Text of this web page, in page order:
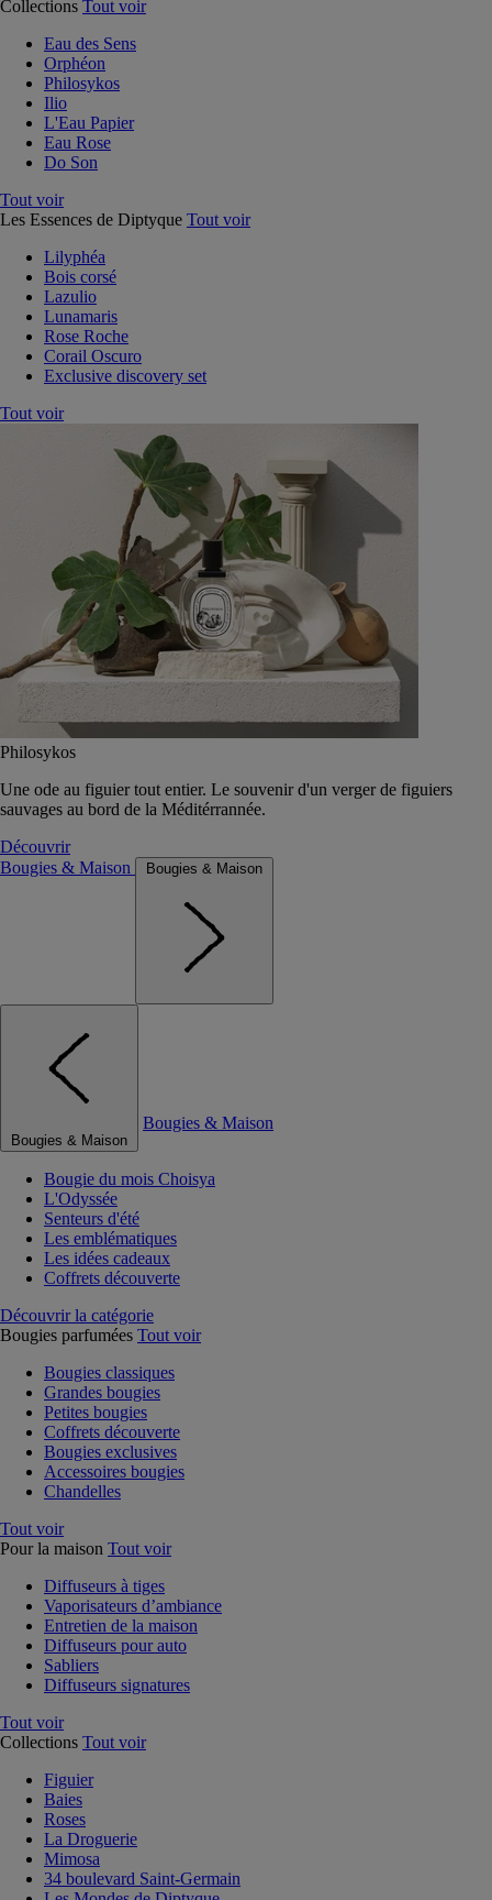
Collections Tout voir
Eau des Sens
Orphéon
Philosykos
Ilio
L'Eau Papier
Eau Rose
Do Son
Tout voir
Les Essences de Diptyque Tout voir
Lilyphéa
Bois corsé
Lazulio
Lunamaris
Rose Roche
Corail Oscuro
Exclusive discovery set
Tout voir
Philosykos
Une ode au figuier tout entier. Le souvenir d'un verger de figuiers
sauvages au bord de la Méditérrannée.
Découvrir
Bougies & Maison
Bougies & Maison
Bougies & Maison
Bougies & Maison
Bougie du mois Choisya
L'Odyssée
Senteurs d'été
Les emblématiques
Les idées cadeaux
Coffrets découverte
Découvrir la catégorie
Bougies parfumées Tout voir
Bougies classiques
Grandes bougies
Petites bougies
Coffrets découverte
Bougies exclusives
Accessoires bougies
Chandelles
Tout voir
Pour la maison Tout voir
Diffuseurs à tiges
Vaporisateurs d’ambiance
Entretien de la maison
Diffuseurs pour auto
Sabliers
Diffuseurs signatures
Tout voir
Collections Tout voir
Figuier
Baies
Roses
La Droguerie
Mimosa
34 boulevard Saint-Germain